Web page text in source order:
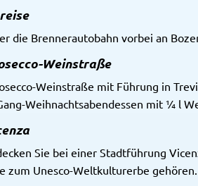
die Brennerautobahn vorbei an
Weinstraße
Weinstraße mit Führung in
Weihnachtsabendessen mit ¼ l
Sie bei einer Stadtführung
zum Unesco-Weltkulturerbe gehören.